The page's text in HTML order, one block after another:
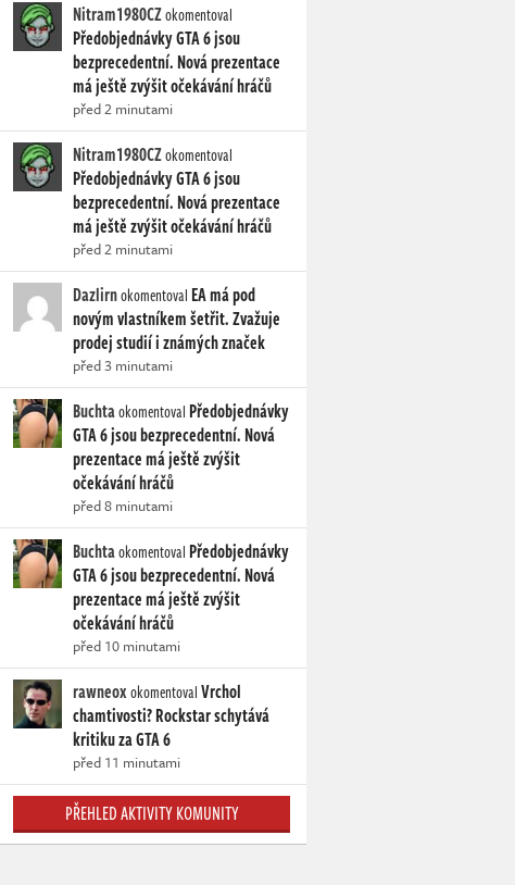
Nitram1980CZokomentoval
Předobjednávky GTA 6 jsou
bezprecedentní. Nová prezentace
má ještě zvýšit očekávání hráčů
před 2 minutami
Nitram1980CZokomentoval
Předobjednávky GTA 6 jsou
bezprecedentní. Nová prezentace
má ještě zvýšit očekávání hráčů
před 2 minutami
Dazlirnokomentoval EA má pod
novým vlastníkem šetřit. Zvažuje
prodej studií i známých značek
před 3 minutami
Buchtaokomentoval Předobjednávky
GTA 6 jsou bezprecedentní. Nová
prezentace má ještě zvýšit
očekávání hráčů
před 8 minutami
Buchtaokomentoval Předobjednávky
GTA 6 jsou bezprecedentní. Nová
prezentace má ještě zvýšit
očekávání hráčů
před 10 minutami
rawneoxokomentovalVrchol
chamtivosti? Rockstar schytává
kritiku za GTA 6
před 11 minutami
PŘEHLED AKTIVITY KOMUNITY